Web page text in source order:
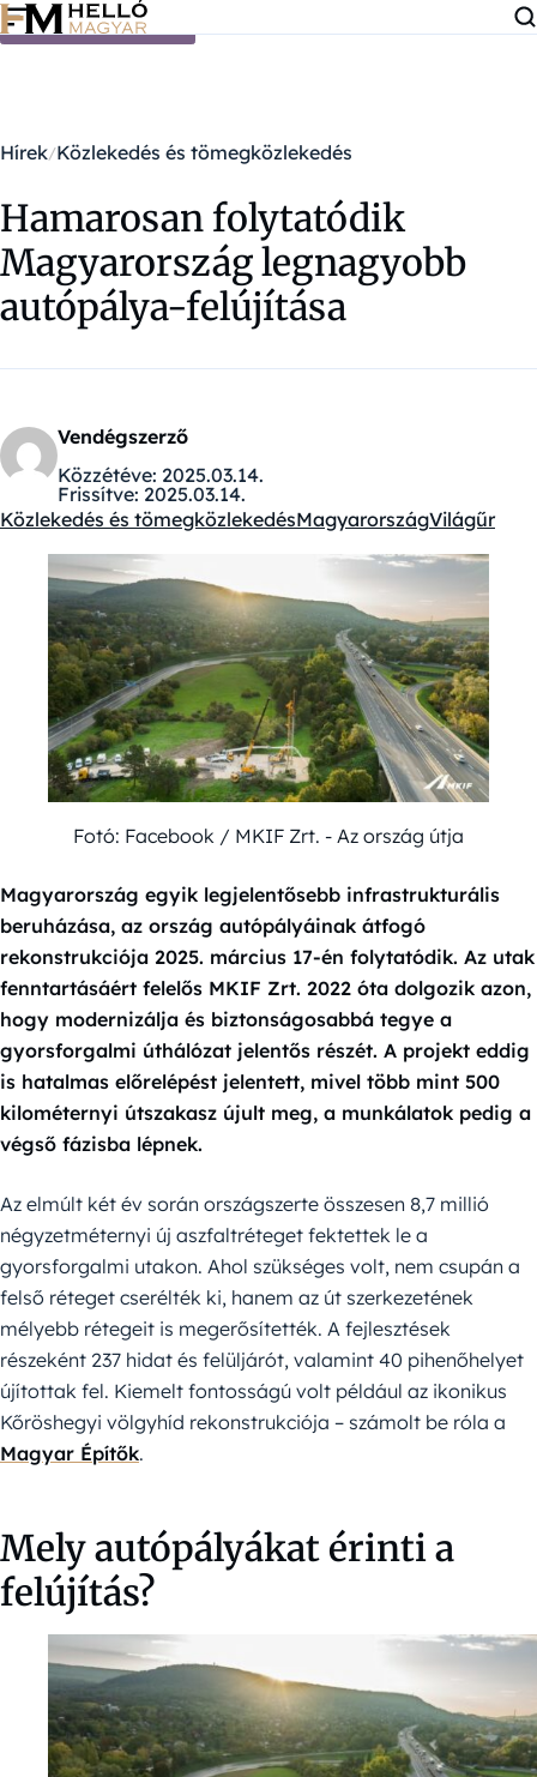
Ugrás a tartalomra
Hírek Közlekedés és tömegközlekedés
Hamarosan folytatódik
Magyarország legnagyobb
autópálya-felújítása
Vendégszerző
Közzétéve: 2025.03.14.
Frissítve: 2025.03.14.
Kategóriák:
Közlekedés és tömegközlekedésMagyarországVilágűr
Fotó: Facebook / MKIF Zrt. - Az ország útja
Magyarország egyik legjelentősebb infrastrukturális
beruházása, az ország autópályáinak átfogó
rekonstrukciója 2025. március 17-én folytatódik. Az utak
fenntartásáért felelős MKIF Zrt. 2022 óta dolgozik azon,
hogy modernizálja és biztonságosabbá tegye a
gyorsforgalmi úthálózat jelentős részét. A projekt eddig
is hatalmas előrelépést jelentett, mivel több mint 500
kilométernyi útszakasz újult meg, a munkálatok pedig a
végső fázisba lépnek.
Az elmúlt két év során országszerte összesen 8,7 millió
négyzetméternyi új aszfaltréteget fektettek le a
gyorsforgalmi utakon. Ahol szükséges volt, nem csupán a
felső réteget cserélték ki, hanem az út szerkezetének
mélyebb rétegeit is megerősítették. A fejlesztések
részeként 237 hidat és felüljárót, valamint 40 pihenőhelyet
újítottak fel. Kiemelt fontosságú volt például az ikonikus
Kőröshegyi völgyhíd rekonstrukciója – számolt be róla a
Magyar Építők.
Mely autópályákat érinti a
felújítás?